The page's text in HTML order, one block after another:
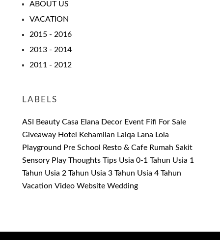
ABOUT US
VACATION
2015 - 2016
2013 - 2014
2011 - 2012
LABELS
ASI Beauty Casa Elana Decor Event Fifi For Sale
Giveaway Hotel Kehamilan Laiqa Lana Lola
Playground Pre School Resto & Cafe Rumah Sakit
Sensory Play Thoughts Tips Usia 0-1 Tahun Usia 1
Tahun Usia 2 Tahun Usia 3 Tahun Usia 4 Tahun
Vacation Video Website Wedding